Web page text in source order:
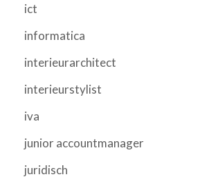
ict
informatica
interieurarchitect
interieurstylist
iva
junior accountmanager
juridisch